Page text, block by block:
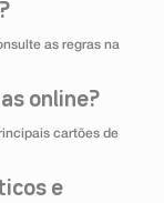
as regras na
online?
cartões de
e